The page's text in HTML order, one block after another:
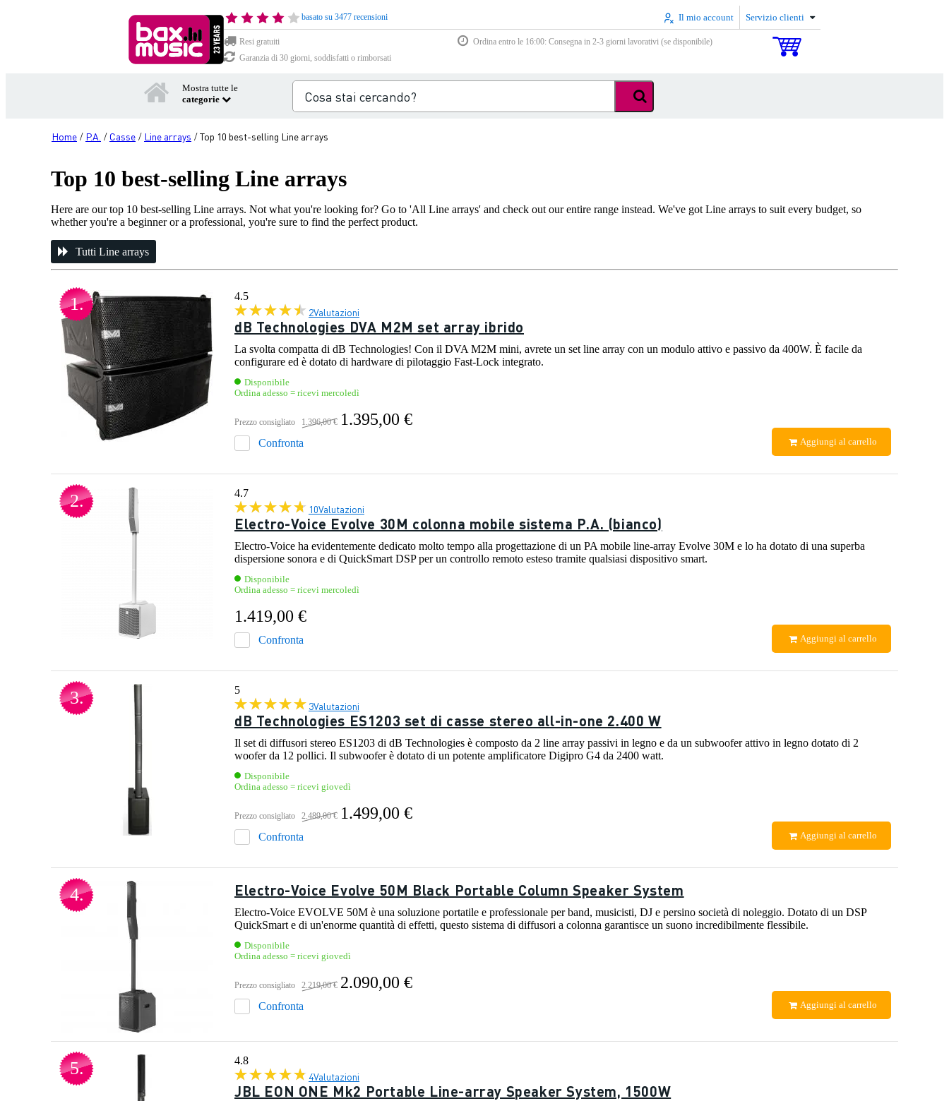
basato su 3477 recensioni Il mio account Servizio clienti
Resi gratuiti
Ordina entro le 16:00: Consegna in 2-3 giorni lavorativi (se disponibile)
Garanzia di 30 giorni, soddisfatti o rimborsati
Mostra tutte le
categorie
Home / P.A. / Casse / Line arrays /Top 10 best-selling Line arrays
Top 10 best-selling Line arrays
Here are our top 10 best-selling Line arrays. Not what you're looking for? Go to 'All Line arrays' and check out our entire range instead. We've got Line arrays to suit every budget, so
whether you're a beginner or a professional, you're sure to find the perfect product.
Tutti Line arrays
1. 4.5
2Valutazioni
dB Technologies DVA M2M set array ibrido
La svolta compatta di dB Technologies! Con il DVA M2M mini, avrete un set line array con un modulo attivo e passivo da 400W. È facile da
configurare ed è dotato di hardware di pilotaggio Fast-Lock integrato.
Disponibile
Ordina adesso = ricevi mercoledì
Prezzo consigliato 1.396,00 € 1.395,00 €
Confronta Aggiungi al carrello
2. 4.7
10Valutazioni
Electro-Voice Evolve 30M colonna mobile sistema P.A. (bianco)
Electro-Voice ha evidentemente dedicato molto tempo alla progettazione di un PA mobile line-array Evolve 30M e lo ha dotato di una superba
dispersione sonora e di QuickSmart DSP per un controllo remoto esteso tramite qualsiasi dispositivo smart.
Disponibile
Ordina adesso = ricevi mercoledì
1.419,00 €
Confronta Aggiungi al carrello
3. 5
3Valutazioni
dB Technologies ES1203 set di casse stereo all-in-one 2.400 W
Il set di diffusori stereo ES1203 di dB Technologies è composto da 2 line array passivi in legno e da un subwoofer attivo in legno dotato di 2
woofer da 12 pollici. Il subwoofer è dotato di un potente amplificatore Digipro G4 da 2400 watt.
Disponibile
Ordina adesso = ricevi giovedì
Prezzo consigliato 2.489,00 € 1.499,00 €
Confronta Aggiungi al carrello
4. Electro-Voice Evolve 50M Black Portable Column Speaker System
Electro-Voice EVOLVE 50M è una soluzione portatile e professionale per band, musicisti, DJ e persino società di noleggio. Dotato di un DSP
QuickSmart e di un'enorme quantità di effetti, questo sistema di diffusori a colonna garantisce un suono incredibilmente flessibile.
Disponibile
Ordina adesso = ricevi giovedì
Prezzo consigliato 2.219,00 € 2.090,00 €
Confronta Aggiungi al carrello
5. 4.8
4Valutazioni
JBL EON ONE Mk2 Portable Line-array Speaker System, 1500W